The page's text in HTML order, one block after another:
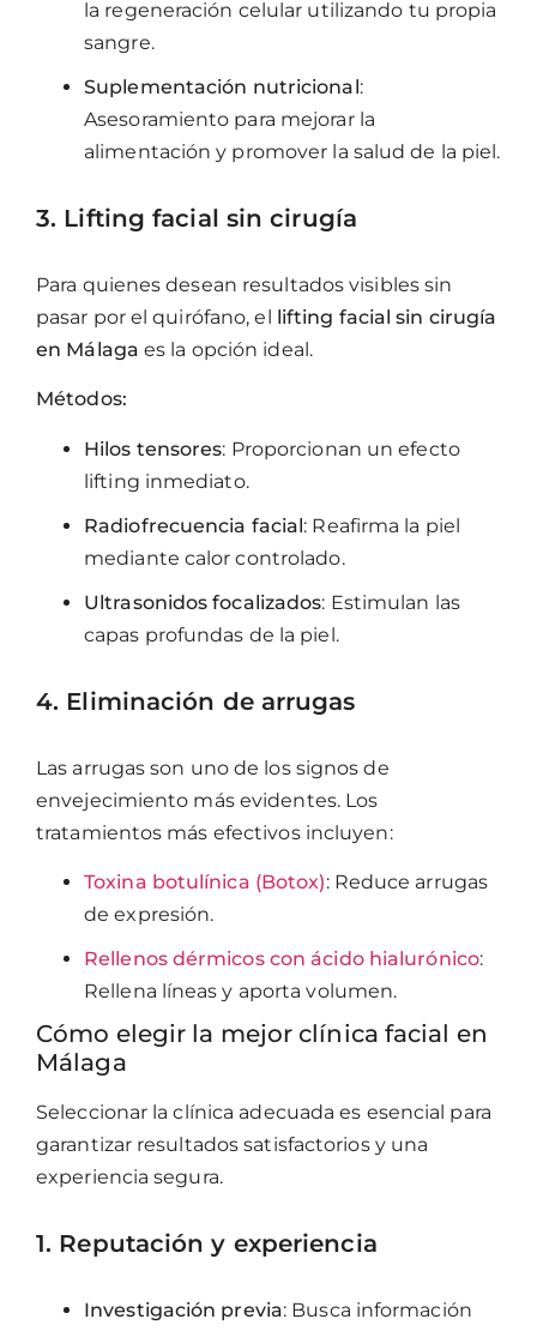
la regeneración celular utilizando tu propia
sangre.
Suplementación nutricional:
Asesoramiento para mejorar la
alimentación y promover la salud de la piel.
3. Lifting facial sin cirugía
Para quienes desean resultados visibles sin
pasar por el quirófano, el lifting facial sin cirugía
en Málaga es la opción ideal.
Métodos:
Hilos tensores: Proporcionan un efecto
lifting inmediato.
Radiofrecuencia facial: Reafirma la piel
mediante calor controlado.
Ultrasonidos focalizados: Estimulan las
capas profundas de la piel.
4. Eliminación de arrugas
Las arrugas son uno de los signos de
envejecimiento más evidentes. Los
tratamientos más efectivos incluyen:
Toxina botulínica (Botox): Reduce arrugas
de expresión.
Rellenos dérmicos con ácido hialurónico:
Rellena líneas y aporta volumen.
Cómo elegir la mejor clínica facial en
Málaga
Seleccionar la clínica adecuada es esencial para
garantizar resultados satisfactorios y una
experiencia segura.
1. Reputación y experiencia
Investigación previa: Busca información